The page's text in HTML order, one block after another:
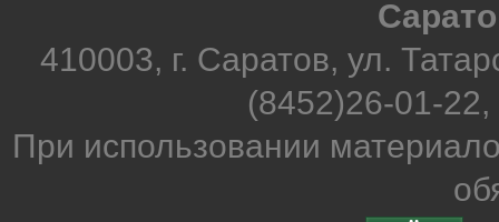
410003, г. Саратов, ул.
(8452)26-01-
При использовании